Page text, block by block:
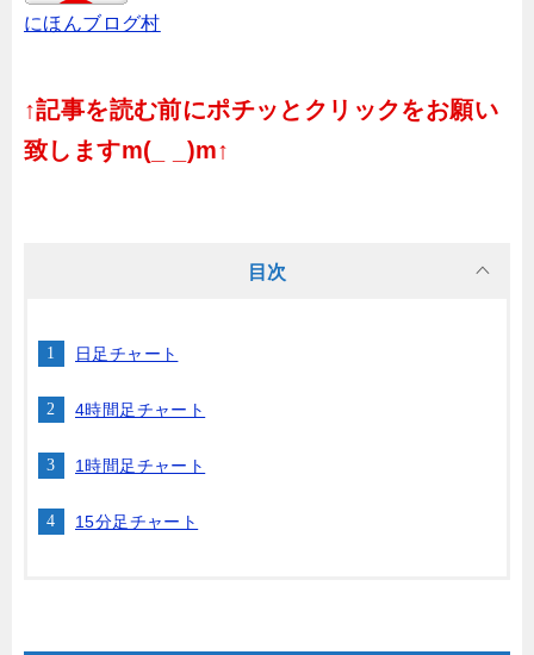
にほんブログ村
↑記事を読む前にポチッとクリックをお願い
致しますm(_ _)m↑
目次
日足チャート
4時間足チャート
1時間足チャート
15分足チャート